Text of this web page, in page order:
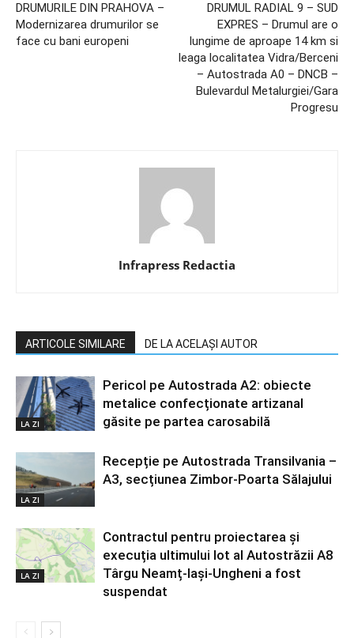
DRUMURILE DIN PRAHOVA –
Modernizarea drumurilor se
face cu bani europeni
DRUMUL RADIAL 9 – SUD
EXPRES – Drumul are o
lungime de aproape 14 km si
leaga localitatea Vidra/Berceni
– Autostrada A0 – DNCB –
Bulevardul Metalurgiei/Gara
Progresu
Infrapress Redactia
ARTICOLE SIMILARE DE LA ACELAȘI AUTOR
LA ZI
Pericol pe Autostrada A2: obiecte
metalice confecționate artizanal
găsite pe partea carosabilă
LA ZI
Recepție pe Autostrada Transilvania –
A3, secțiunea Zimbor-Poarta Sălajului
LA ZI
Contractul pentru proiectarea și
execuția ultimului lot al Autostrăzii A8
Târgu Neamț-Iași-Ungheni a fost
suspendat